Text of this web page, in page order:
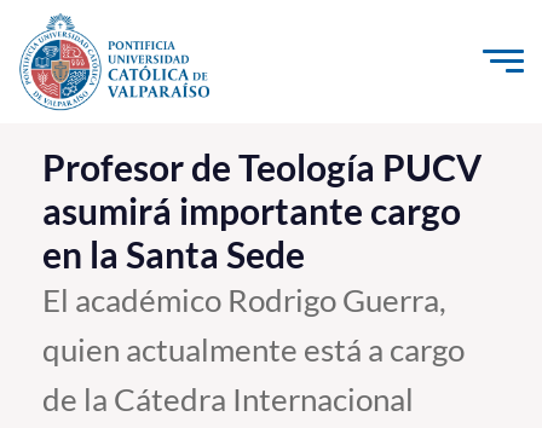
Click acá para ir directamente al contenido
La Universidad
Investigación, Creación e Innovación
PUCV Internacional
Vinculación con el Medio
Admisión
Profesor de Teología PUCV
asumirá importante cargo
en la Santa Sede
El académico Rodrigo Guerra,
quien actualmente está a cargo
de la Cátedra Internacional